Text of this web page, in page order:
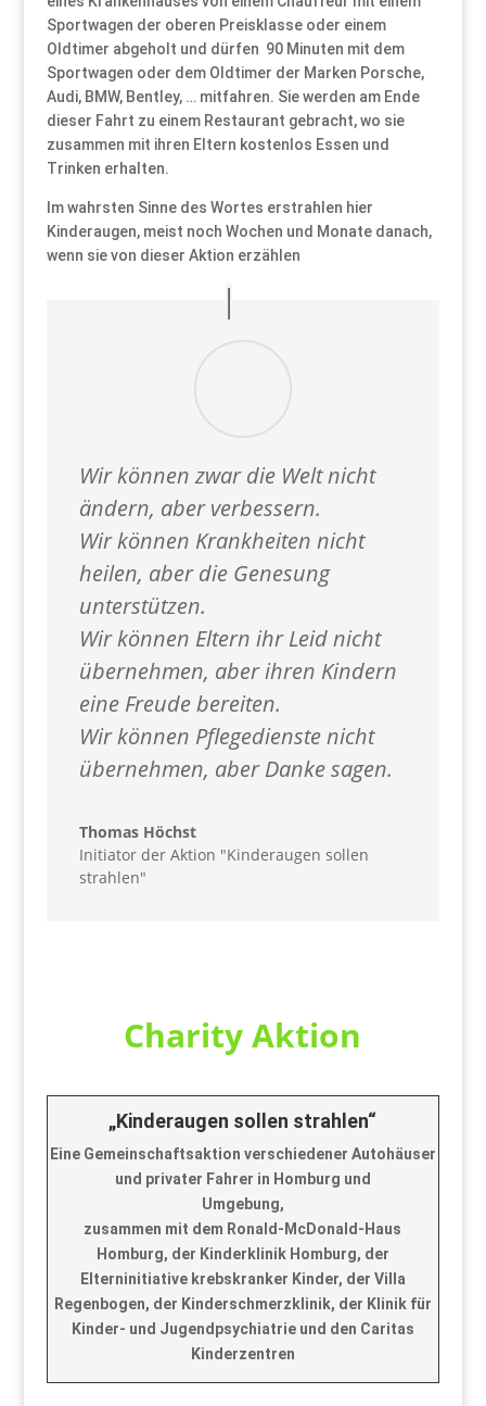
Sportwagen der oberen Preisklasse oder einem
Oldtimer abgeholt und dürfen 90 Minuten mit dem
Sportwagen oder dem Oldtimer der Marken Porsche,
Audi, BMW, Bentley, … mitfahren. Sie werden am Ende
dieser Fahrt zu einem Restaurant gebracht, wo sie
zusammen mit ihren Eltern kostenlos Essen und
Trinken erhalten.
Im wahrsten Sinne des Wortes erstrahlen hier
Kinderaugen, meist noch Wochen und Monate danach,
wenn sie von dieser Aktion erzählen
Wir können zwar die Welt nicht
ändern, aber verbessern.
Wir können Krankheiten nicht
heilen, aber die Genesung
unterstützen.
Wir können Eltern ihr Leid nicht
übernehmen, aber ihren Kindern
eine Freude bereiten.
Wir können Pflegedienste nicht
übernehmen, aber Danke sagen.
Thomas Höchst
Initiator der Aktion "Kinderaugen sollen
strahlen"
Charity Aktion
„Kinderaugen sollen strahlen“
Eine Gemeinschaftsaktion verschiedener Autohäuser
und privater Fahrer in Homburg und
Umgebung,
zusammen mit dem Ronald-McDonald-Haus
Homburg, der Kinderklinik Homburg, der
Elterninitiative krebskranker Kinder, der Villa
Regenbogen, der Kinderschmerzklinik, der Klinik für
Kinder- und Jugendpsychiatrie und den Caritas
Kinderzentren